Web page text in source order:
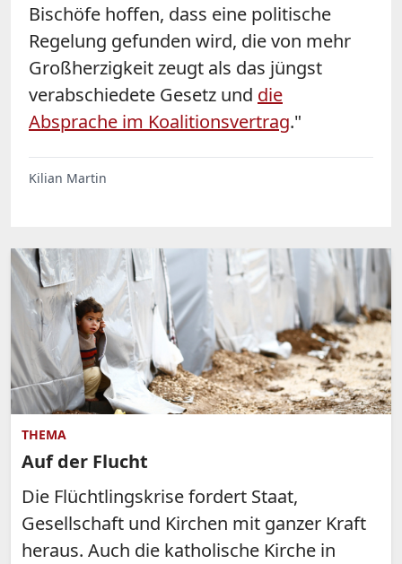
Bischöfe hoffen, dass eine politische
Regelung gefunden wird, die von mehr
Großherzigkeit zeugt als das jüngst
verabschiedete Gesetz und die
Absprache im Koalitionsvertrag."
Kilian Martin
THEMA
Auf der Flucht
Die Flüchtlingskrise fordert Staat,
Gesellschaft und Kirchen mit ganzer Kraft
heraus. Auch die katholische Kirche in